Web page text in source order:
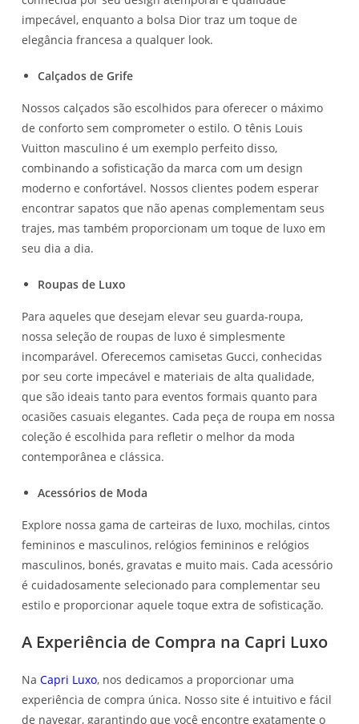
impecável, enquanto a bolsa Dior traz um toque de
elegância francesa a qualquer look.
Calçados de Grife
Nossos calçados são escolhidos para oferecer o máximo
de conforto sem comprometer o estilo. O tênis Louis
Vuitton masculino é um exemplo perfeito disso,
combinando a sofisticação da marca com um design
moderno e confortável. Nossos clientes podem esperar
encontrar sapatos que não apenas complementam seus
trajes, mas também proporcionam um toque de luxo em
seu dia a dia.
Roupas de Luxo
Para aqueles que desejam elevar seu guarda-roupa,
nossa seleção de roupas de luxo é simplesmente
incomparável. Oferecemos camisetas Gucci, conhecidas
por seu corte impecável e materiais de alta qualidade,
que são ideais tanto para eventos formais quanto para
ocasiões casuais elegantes. Cada peça de roupa em nossa
coleção é escolhida para refletir o melhor da moda
contemporânea e clássica.
Acessórios de Moda
Explore nossa gama de carteiras de luxo, mochilas, cintos
femininos e masculinos, relógios femininos e relógios
masculinos, bonés, gravatas e muito mais. Cada acessório
é cuidadosamente selecionado para complementar seu
estilo e proporcionar aquele toque extra de sofisticação.
A Experiência de Compra na Capri Luxo
NaCapri Luxo, nos dedicamos a proporcionar uma
experiência de compra única. Nosso site é intuitivo e fácil
de navegar, garantindo que você encontre exatamente o